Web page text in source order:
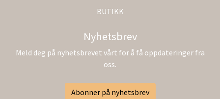
BUTIKK
Nyhetsbrev
Meld deg på nyhetsbrevet vårt for å få oppdateringer fra
oss.
Abonner på nyhetsbrev